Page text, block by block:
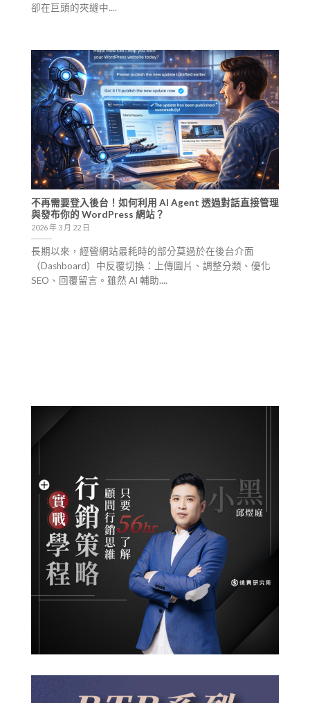
卻在巨頭的夾縫中....
不再需要登入後台！如何利用 AI Agent 透過對話直接管理
與發布你的 WordPress 網站？
2026 年 3 月 22 日
長期以來，經營網站最耗時的部分莫過於在後台介面
（Dashboard）中反覆切換：上傳圖片、調整分類、優化
SEO、回覆留言。雖然 AI 輔助....